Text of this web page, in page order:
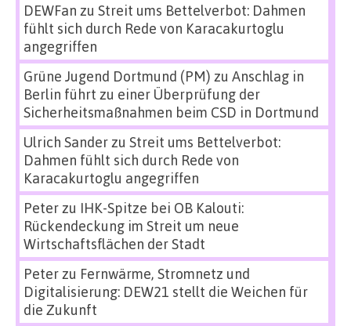
DEWFan zu Streit ums Bettelverbot: Dahmen
fühlt sich durch Rede von Karacakurtoglu
angegriffen
Grüne Jugend Dortmund (PM) zu Anschlag in
Berlin führt zu einer Überprüfung der
Sicherheitsmaßnahmen beim CSD in Dortmund
Ulrich Sanderzu Streit ums Bettelverbot:
Dahmen fühlt sich durch Rede von
Karacakurtoglu angegriffen
Peterzu IHK-Spitze bei OB Kalouti:
Rückendeckung im Streit um neue
Wirtschaftsflächen der Stadt
Peterzu Fernwärme, Stromnetz und
Digitalisierung: DEW21 stellt die Weichen für
die Zukunft